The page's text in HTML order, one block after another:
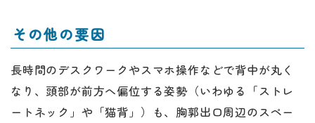
その他の要因
長時間のデスクワークやスマホ操作などで背中が丸く
なり、頭部が前方へ偏位する姿勢（いわゆる「ストレ
ートネック」や「猫背」）も、胸郭出口周辺のスペー